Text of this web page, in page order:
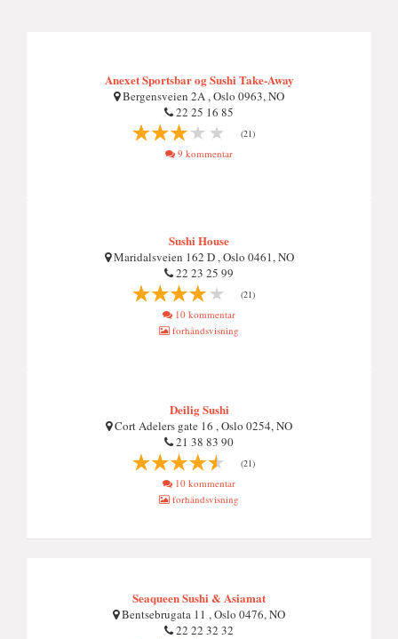
Anexet Sportsbar og Sushi Take-Away
Bergensveien 2A , Oslo 0963, NO
22 25 16 85
(21)
9 kommentar
Sushi House
Maridalsveien 162 D , Oslo 0461, NO
22 23 25 99
(21)
10 kommentar
forhåndsvisning
Deilig Sushi
Cort Adelers gate 16 , Oslo 0254, NO
21 38 83 90
(21)
10 kommentar
forhåndsvisning
Seaqueen Sushi & Asiamat
Bentsebrugata 11 , Oslo 0476, NO
22 22 32 32